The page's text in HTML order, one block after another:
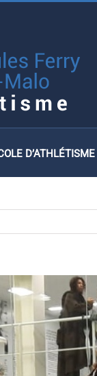
D’ATHLÉTISME